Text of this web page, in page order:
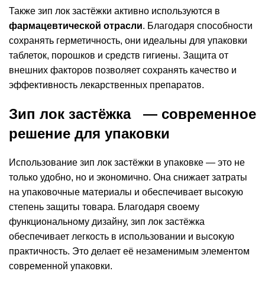
Также зип лок застёжки активно используются в
фармацевтической отрасли. Благодаря способности
сохранять герметичность, они идеальны для упаковки
таблеток, порошков и средств гигиены. Защита от
внешних факторов позволяет сохранять качество и
эффективность лекарственных препаратов.
Зип лок застёжка
— современное
решение для упаковки
Использование зип лок застёжки в упаковке — это не
только удобно, но и экономично. Она снижает затраты
на упаковочные материалы и обеспечивает высокую
степень защиты товара. Благодаря своему
функциональному дизайну, зип лок застёжка
обеспечивает легкость в использовании и высокую
практичность. Это делает её незаменимым элементом
современной упаковки.